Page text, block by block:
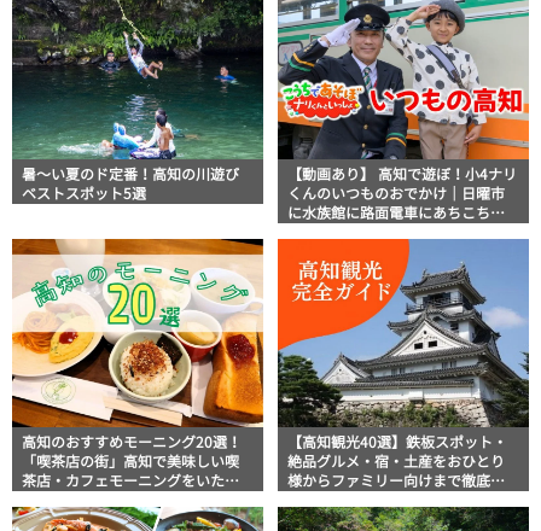
暑～い夏のド定番！高知の川遊び
ベストスポット5選
【動画あり】 高知で遊ぼ！小4ナリ
くんのいつものおでかけ｜日曜市
に水族館に路面電車にあちこち巡
高知のおすすめモーニング20選！
「喫茶店の街」高知で美味しい喫
茶店・カフェモーニングをいただ
【高知観光40選】鉄板スポット・
絶品グルメ・宿・土産をおひとり
様からファミリー向けまで徹底解